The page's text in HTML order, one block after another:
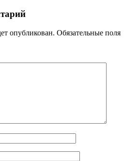
опубликован. Обязательные поля